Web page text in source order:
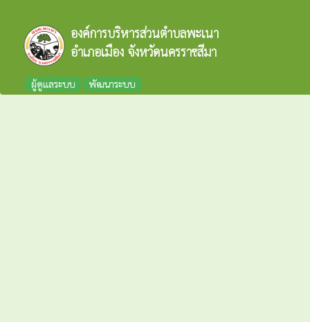
องค์การบริหารส่วนตำบลพะเนา
อำเภอเมือง จังหวัดนครราชสีมา
ผู้ดูแลระบบ พัฒนาระบบ